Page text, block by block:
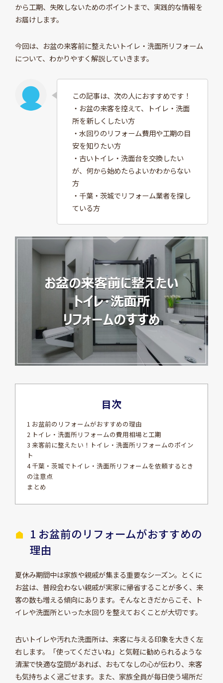
から工期、失敗しないためのポイントまで、実践的な情報を
お届けします。
今回は、お盆の来客前に整えたいトイレ・洗面所リフォーム
について、わかりやすく解説していきます。
この記事は、次の人におすすめです！
・お盆の来客を控えて、トイレ・洗面
所を新しくしたい方
・水回りのリフォーム費用や工期の目
安を知りたい方
・古いトイレ・洗面台を交換したい
が、何から始めたらよいかわからない
方
・千葉・茨城でリフォーム業者を探し
ている方
目次
1 お盆前のリフォームがおすすめの理由
2 トイレ・洗面所リフォームの費用相場と工期
3 来客前に整えたい！トイレ・洗面所リフォームのポイン
ト
4 千葉・茨城でトイレ・洗面所リフォームを依頼するとき
の注意点
まとめ
1 お盆前のリフォームがおすすめの
理由
夏休み期間中は家族や親戚が集まる重要なシーズン。とくに
お盆は、普段会わない親戚が実家に帰省することが多く、来
客の数も増える傾向にあります。そんなときだからこそ、ト
イレや洗面所といった水回りを整えておくことが大切です。
古いトイレや汚れた洗面所は、来客に与える印象を大きく左
右します。「使ってくださいね」と気軽に勧められるような
清潔で快適な空間があれば、おもてなしの心が伝わり、来客
も気持ちよく過ごせます。また、家族全員が毎日使う場所だ